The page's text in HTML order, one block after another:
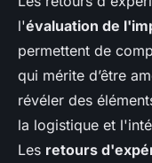
l'évaluation de
permettent de
qui mérite d’être
révéler des
la logistique et
Les retours